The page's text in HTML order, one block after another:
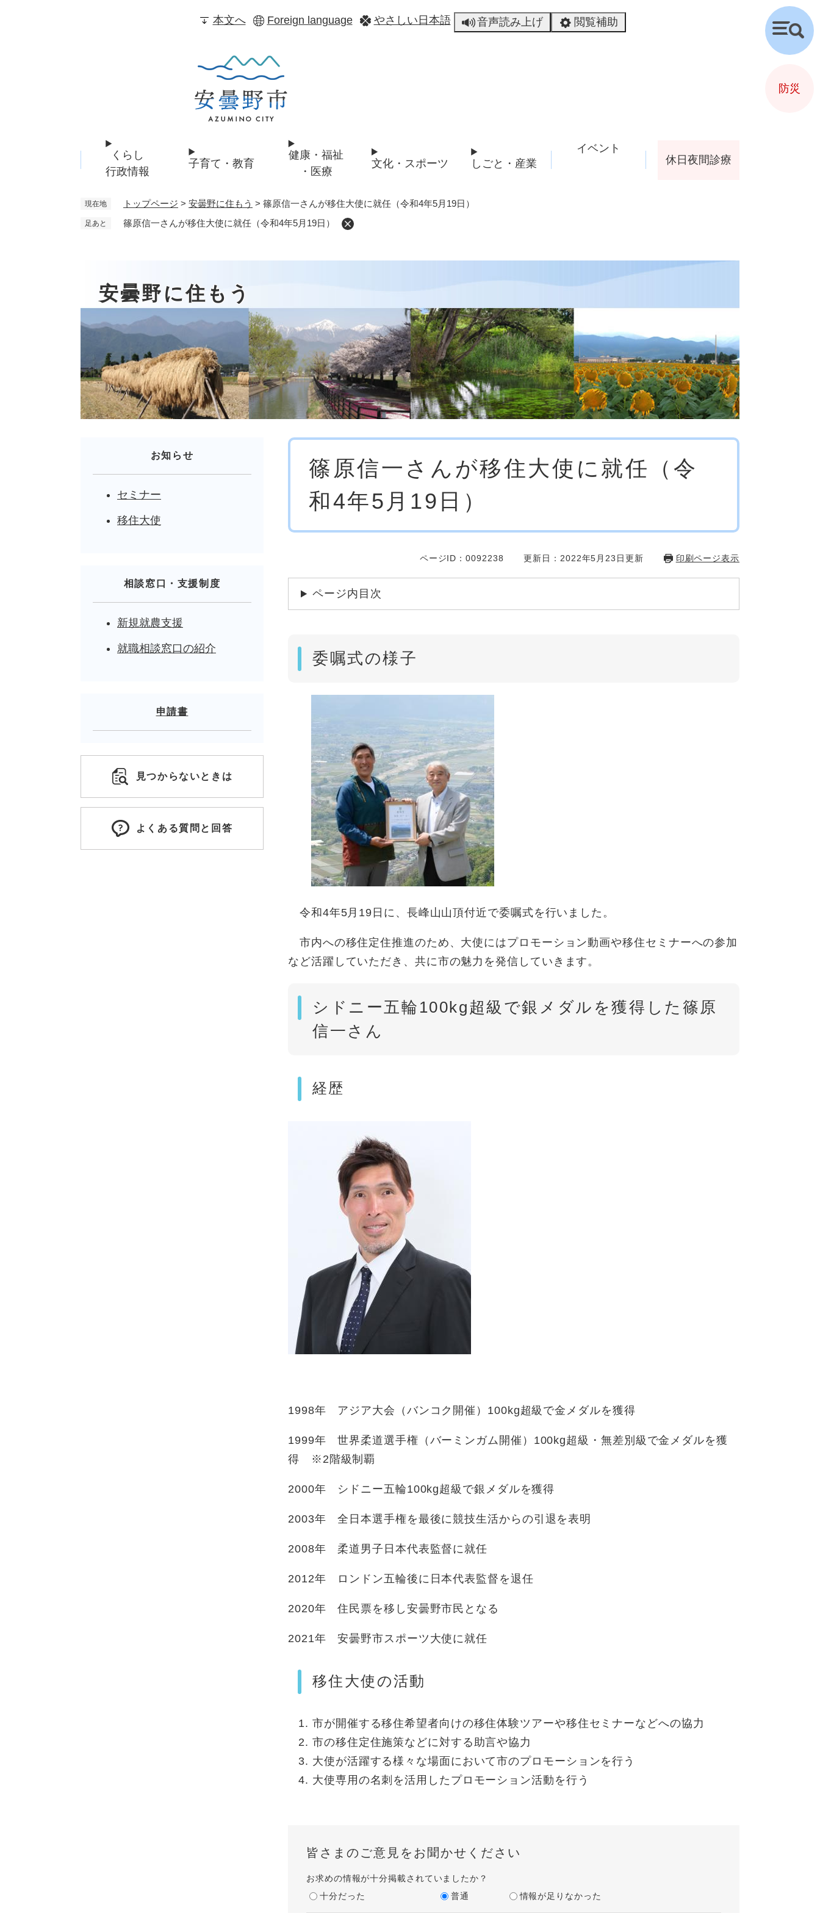
本文へ Foreign language やさしい日本語 音声読み上げ 閲覧補助
くらし
行政情報
子育て・教育
健康・福祉
・医療
文化・スポーツ しごと・産業
イベント
休日夜間診療
現在地 トップページ > 安曇野に住もう > 篠原信一さんが移住大使に就任（令和4年5月19日）
足あと 篠原信一さんが移住大使に就任（令和4年5月19日）
安曇野に住もう
篠原信一さんが移住大使に就任（令
和4年5月19日）
ページID：0092238 更新日：2022年5月23日更新 印刷ページ表示
ページ内目次
委嘱式の様子
令和4年5月19日に、長峰山山頂付近で委嘱式を行いました。
市内への移住定住推進のため、大使にはプロモーション動画や移住セミナーへの参加
など活躍していただき、共に市の魅力を発信していきます。
シドニー五輪100kg超級で銀メダルを獲得した篠原
信一さん
経歴
1998年 アジア大会（バンコク開催）100kg超級で金メダルを獲得
1999年 世界柔道選手権（バーミンガム開催）100kg超級・無差別級で金メダルを獲
得 ※2階級制覇
2000年 シドニー五輪100kg超級で銀メダルを獲得
2003年 全日本選手権を最後に競技生活からの引退を表明
2008年 柔道男子日本代表監督に就任
2012年 ロンドン五輪後に日本代表監督を退任
2020年 住民票を移し安曇野市民となる
2021年 安曇野市スポーツ大使に就任
移住大使の活動
市が開催する移住希望者向けの移住体験ツアーや移住セミナーなどへの協力
市の移住定住施策などに対する助言や協力
大使が活躍する様々な場面において市のプロモーションを行う
大使専用の名刺を活用したプロモーション活動を行う
皆さまのご意見をお聞かせください
お求めの情報が十分掲載されていましたか？
十分だった
普通 情報が足りなかった
お知らせ
セミナー
移住大使
相談窓口・支援制度
新規就農支援
就職相談窓口の紹介
申請書
見つからないときは
よくある質問と回答
検
索
防災